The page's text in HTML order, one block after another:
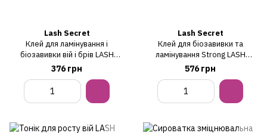
Lash Secret
Клей для ламінування і
біозавивки вій і брів LASH
SECRET, 5 мл
376 грн
Lash Secret
Клей для біозавивки та
ламінування Strong LASH
SECRET, 10 мл
576 грн